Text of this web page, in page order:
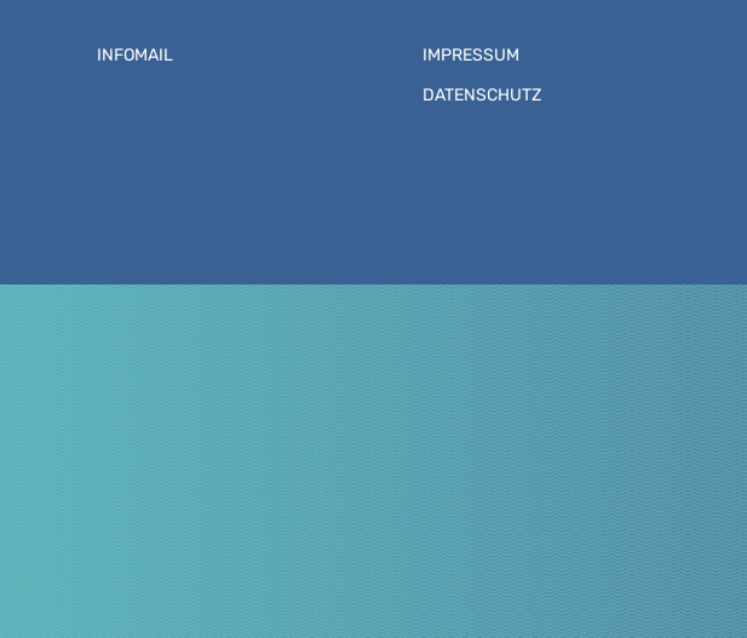
INFOMAIL
IMPRESSUM
DATENSCHUTZ